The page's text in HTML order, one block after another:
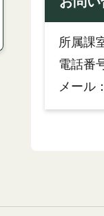
所属課
電話番
メール：